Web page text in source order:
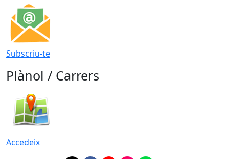
Subscriu-te
Plànol / Carrers
Accedeix